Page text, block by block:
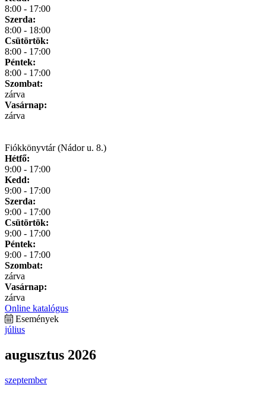
8:00 - 17:00
Szerda:
8:00 - 18:00
Csütörtök:
8:00 - 17:00
Péntek:
8:00 - 17:00
Szombat:
zárva
Vasárnap:
zárva
Fiókkönyvtár (Nádor u. 8.)
Hétfő:
9:00 - 17:00
Kedd:
9:00 - 17:00
Szerda:
9:00 - 17:00
Csütörtök:
9:00 - 17:00
Péntek:
9:00 - 17:00
Szombat:
zárva
Vasárnap:
zárva
Online katalógus
Események
július
augusztus 2026
szeptember